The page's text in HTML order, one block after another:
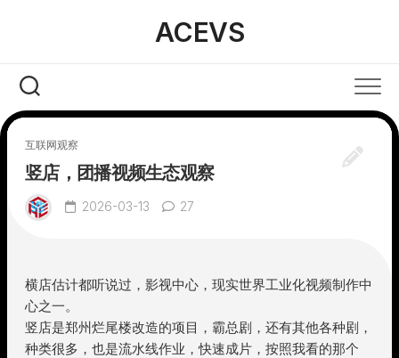
ACEVS
互联网观察
竖店，团播视频生态观察
2026-03-13 27
横店估计都听说过，影视中心，现实世界工业化视频制作中
心之一。
竖店是郑州烂尾楼改造的项目，霸总剧，还有其他各种剧，
种类很多，也是流水线作业，快速成片，按照我看的那个